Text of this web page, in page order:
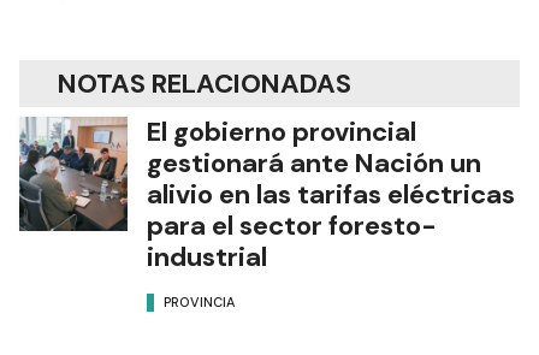
NOTAS RELACIONADAS
El gobierno provincial
gestionará ante Nación un
alivio en las tarifas eléctricas
para el sector foresto-
industrial
PROVINCIA